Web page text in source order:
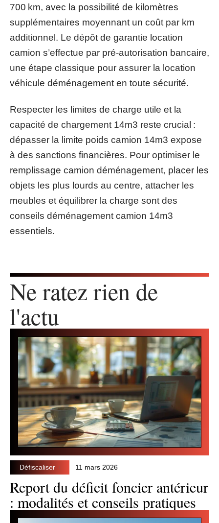
700 km, avec la possibilité de kilomètres
supplémentaires moyennant un coût par km
additionnel. Le dépôt de garantie location
camion s’effectue par pré-autorisation bancaire,
une étape classique pour assurer la location
véhicule déménagement en toute sécurité.
Respecter les limites de charge utile et la
capacité de chargement 14m3 reste crucial :
dépasser la limite poids camion 14m3 expose
à des sanctions financières. Pour optimiser le
remplissage camion déménagement, placer les
objets les plus lourds au centre, attacher les
meubles et équilibrer la charge sont des
conseils déménagement camion 14m3
essentiels.
Ne ratez rien de
l'actu
Défiscaliser 11 mars 2026
Report du déficit foncier antérieur
: modalités et conseils pratiques